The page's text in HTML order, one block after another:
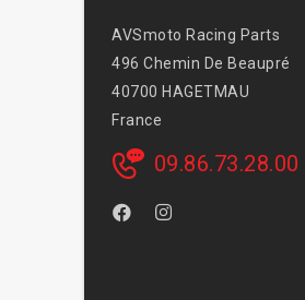
AVSmoto Racing Parts
496 Chemin De Beaupré
40700 HAGETMAU
France
09.86.73.28.00